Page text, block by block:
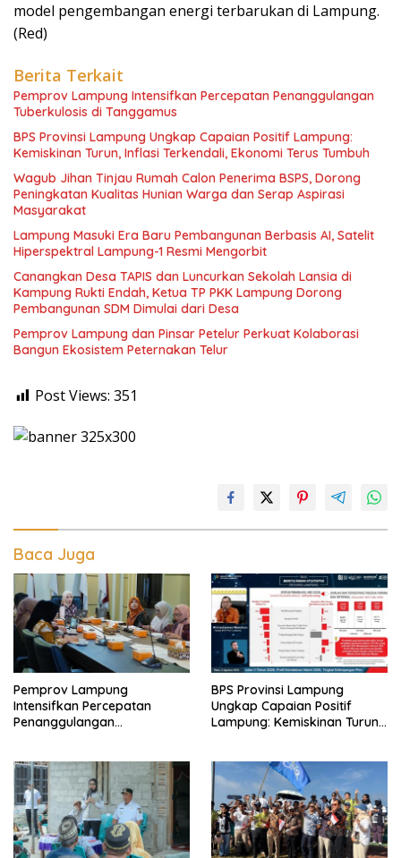
model pengembangan energi terbarukan di Lampung.
(Red)
Berita Terkait
Pemprov Lampung Intensifkan Percepatan Penanggulangan
Tuberkulosis di Tanggamus
BPS Provinsi Lampung Ungkap Capaian Positif Lampung:
Kemiskinan Turun, Inflasi Terkendali, Ekonomi Terus Tumbuh
Wagub Jihan Tinjau Rumah Calon Penerima BSPS, Dorong
Peningkatan Kualitas Hunian Warga dan Serap Aspirasi
Masyarakat
Lampung Masuki Era Baru Pembangunan Berbasis AI, Satelit
Hiperspektral Lampung-1 Resmi Mengorbit
Canangkan Desa TAPIS dan Luncurkan Sekolah Lansia di
Kampung Rukti Endah, Ketua TP PKK Lampung Dorong
Pembangunan SDM Dimulai dari Desa
Pemprov Lampung dan Pinsar Petelur Perkuat Kolaborasi
Bangun Ekosistem Peternakan Telur
Post Views: 351
Baca Juga
Pemprov Lampung
Intensifkan Percepatan
Penanggulangan
BPS Provinsi Lampung
Ungkap Capaian Positif
Lampung: Kemiskinan Turun,